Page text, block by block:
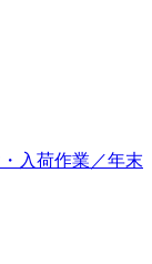
入荷作業／年末